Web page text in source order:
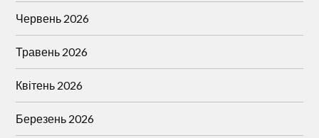
Червень 2026
Травень 2026
Квітень 2026
Березень 2026